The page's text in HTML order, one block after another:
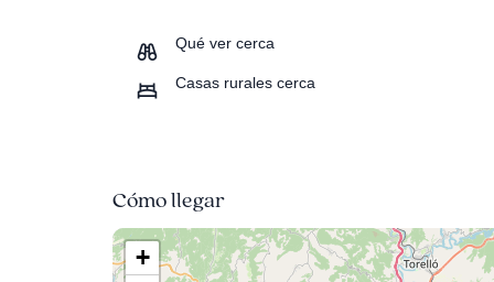
Qué ver cerca
Casas rurales cerca
Cómo llegar
+